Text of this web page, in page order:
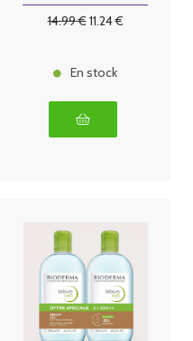
14.99€11.24€
En stock